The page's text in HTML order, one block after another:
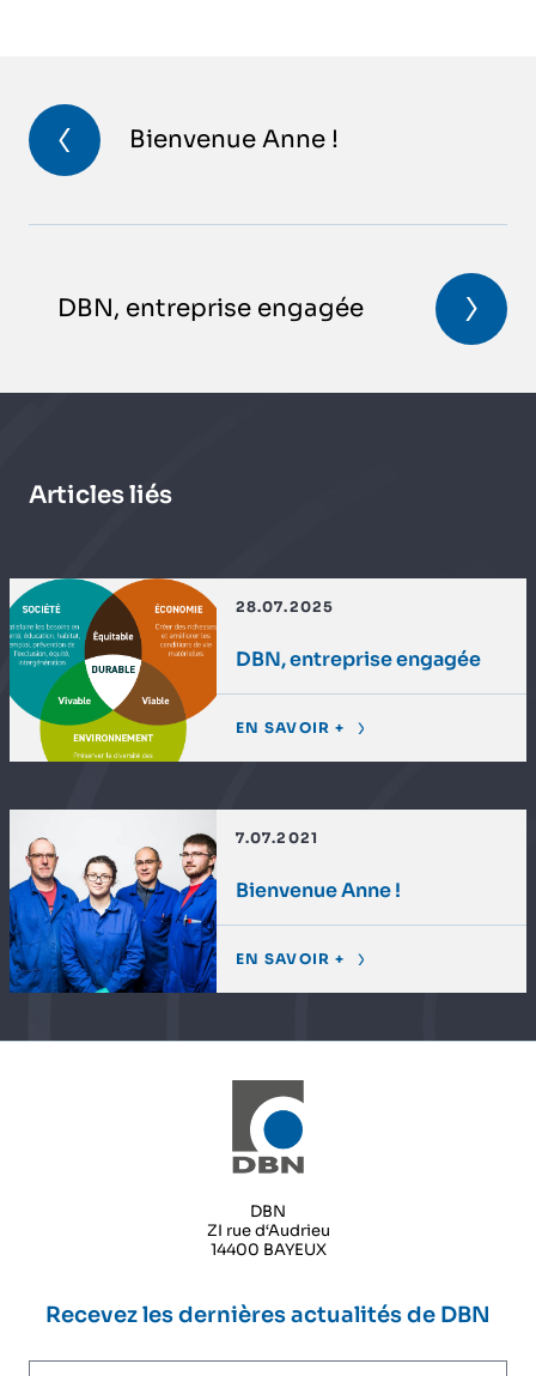
Bienvenue Anne !
DBN, entreprise engagée
Articles liés
28.07.2025
DBN, entreprise engagée
EN SAVOIR +
7.07.2021
Bienvenue Anne !
EN SAVOIR +
DBN
ZI rue d‘Audrieu
14400 BAYEUX
Recevez les dernières actualités de DBN
Adresse email